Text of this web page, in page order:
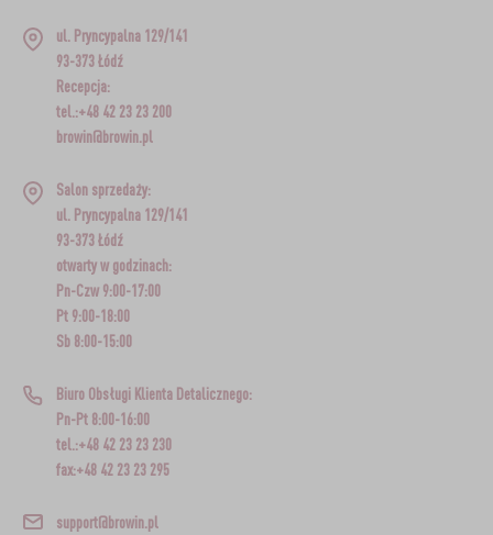
ul. Pryncypalna 129/141
93-373 Łódź
Recepcja:
tel.:+48 42 23 23 200
browin@browin.pl
Salon sprzedaży:
ul. Pryncypalna 129/141
93-373 Łódź
otwarty w godzinach:
Pn-Czw 9:00-17:00
Pt 9:00-18:00
Sb 8:00-15:00
Biuro Obsługi Klienta Detalicznego:
Pn-Pt 8:00-16:00
tel.:+48 42 23 23 230
fax:+48 42 23 23 295
support@browin.pl